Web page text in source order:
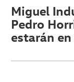
Miguel
Pedro
estarán